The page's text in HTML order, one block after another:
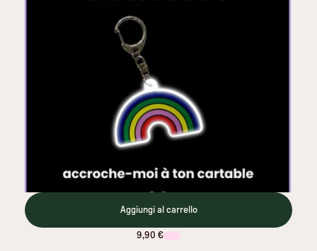
Aggiungi al carrello
9,90 €